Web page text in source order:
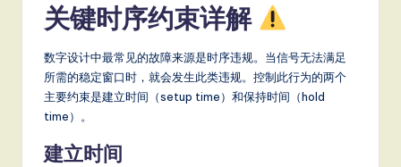
关键时序约束详解
数字设计中最常见的故障来源是时序违规。当信号无法满足
所需的稳定窗口时，就会发生此类违规。控制此行为的两个
主要约束是建立时间（setup time）和保持时间（hold
time）。
建立时间